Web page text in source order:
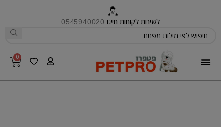
לשירות לקוחות חייגו 0545940020
0